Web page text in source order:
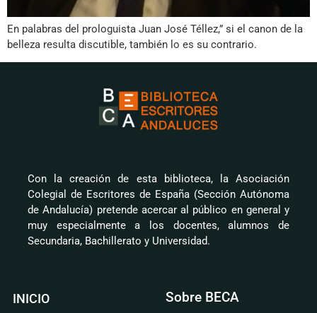
En palabras del prologuista Juan José Téllez,” si el canon de la
belleza resulta discutible, también lo es su contrario.
Con la creación de esta biblioteca, la Asociación
Colegial de Escritores de España (Sección Autónoma
de Andalucía) pretende acercar al público en general y
muy especialmente a los docentes, alumnos de
Secundaria, Bachillerato y Universidad.
INICIO Sobre BECA